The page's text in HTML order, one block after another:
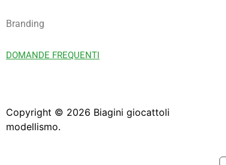
Branding
DOMANDE FREQUENTI
Copyright © 2026 Biagini giocattoli
modellismo.